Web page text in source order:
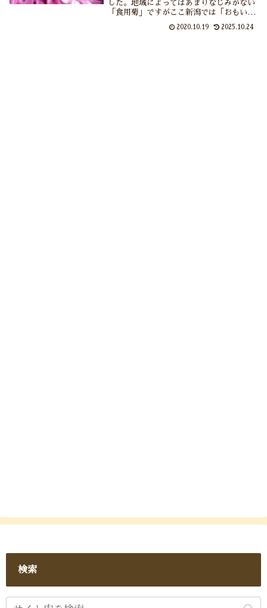
した。地域によってはあまりなじみがない
「食用菊」ですがここ新潟では「おもいの
から親しまれています。目に麗しくシャキ
2020.10.19 2025.10.24
検索